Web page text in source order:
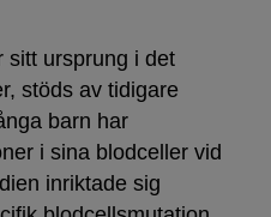
sitt ursprung i det
stöds av tidigare
barn har
i sina blodceller vid
inriktade sig